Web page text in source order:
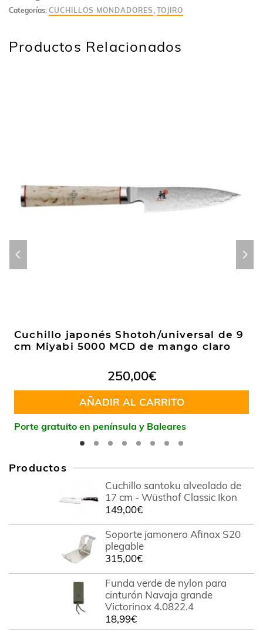
Categorías: CUCHILLOS MONDADORES, TOJIRO
Productos Relacionados
Cuchillo japonés Shotoh/universal de 9
cm Miyabi 5000 MCD de mango claro
250,00€
AÑADIR AL CARRITO
Porte gratuito en península y Baleares
Productos
Cuchillo santoku alveolado de
17 cm - Wüsthof Classic Ikon
149,00€
Soporte jamonero Afinox S20
plegable
315,00€
Funda verde de nylon para
cinturón Navaja grande
Victorinox 4.0822.4
18,99€